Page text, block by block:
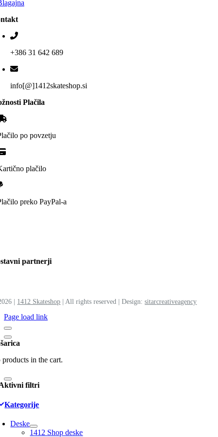
+386 31 642 689
info[@]1412skateshop.si
Plačila
po povzetju
plačilo
preko PayPal-a
partnerji
| 1412 Skateshop | All rights reserved | Design:sitarcreativeagency
Page load link
products in the cart.
filtri
Kategorije
Deske
1412 Shop deske